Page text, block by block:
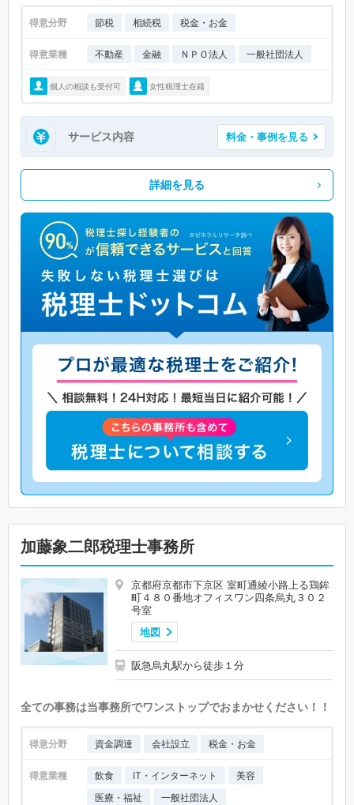
得意分野 節税 相続税 税金・お金
得意業種 不動産 金融 ＮＰＯ法人 一般社団法人
個人の相談も受付可 女性税理士在籍
サービス内容 料金・事例を見る
詳細を見る
加藤象二郎税理士事務所
京都府京都市下京区 室町通綾小路上る鶏鉾
町４８０番地オフィスワン四条烏丸３０２
号室
地図
阪急烏丸駅から徒歩１分
全ての事務は当事務所でワンストップでおまかせください！！
得意分野 資金調達 会社設立 税金・お金
得意業種 飲食 IT・インターネット
美容
医療・福祉
一般社団法人